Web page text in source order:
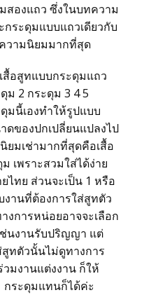
สองแถว ซึ่งในบทความ
ระดุมแบบแถวเดียวกับ
วามนิยมมากที่สุด
สื้อสูทแบบกระดุมแถว
ม 2 กระดุม 3 4 5
มนี้เองทำให้รูปแบบ
ดของปกเปลี่ยนแปลงไป
ยมเช่ามากที่สุดคือเสื้อ
เพราะสวมใส่ได้ง่าย
ไทย ส่วนจะเป็น 1 หรือ
านที่ต้องการใส่สูทตัว
งการหน่อยอาจจะเลือก
ช่นงานรับปริญญา แต่
ทตัวนั้นไม่ดูทางการ
วมงานแต่งงาน ก็ให้
กระดุมแทนก็ได้ค่ะ